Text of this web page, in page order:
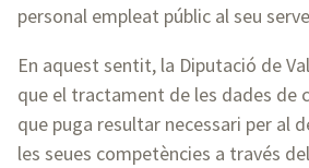
personal empleat públic al seu
En aquest sentit, la Diputació de
que el tractament de les dades de
que puga resultar necessari per al
les seues competències a través